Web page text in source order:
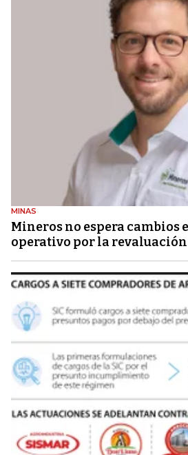
MINAS
Mineros no espera cambios
operativo por la revaluación